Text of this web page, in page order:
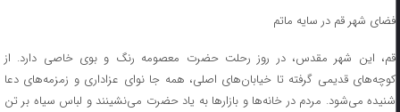
فضای شهر قم در سایه ماتم
قم، این شهر مقدس، در روز رحلت حضرت معصومه رنگ و بوی خاصی دارد. از
کوچه‌های قدیمی گرفته تا خیابان‌های اصلی، همه جا نوای عزاداری و زمزمه‌های دعا
شنیده می‌شود. مردم در خانه‌ها و بازارها به یاد حضرت می‌نشینند و لباس سیاه بر تن